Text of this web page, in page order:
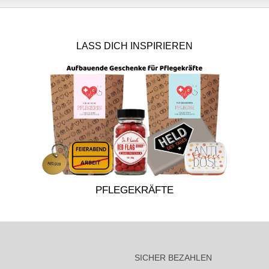
LASS DICH INSPIRIEREN
PFLEGEKRÄFTE
SICHER BEZAHLEN